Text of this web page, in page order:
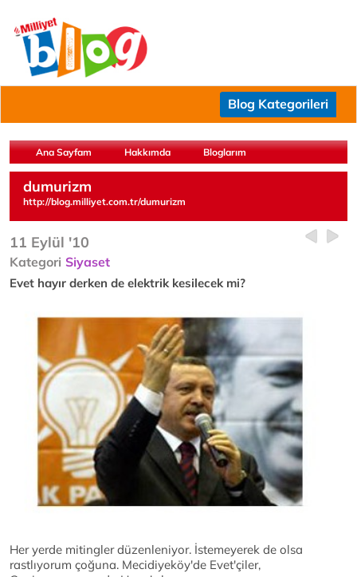
Blog Kategorileri
Ana Sayfam Hakkımda Bloglarım
dumurizm
http://blog.milliyet.com.tr/dumurizm
11 Eylül '10
Kategori Siyaset
Evet hayır derken de elektrik kesilecek mi?
Her yerde mitingler düzenleniyor. İstemeyerek de olsa
rastlıyorum çoğuna. Mecidiyeköy'de Evet'çiler,